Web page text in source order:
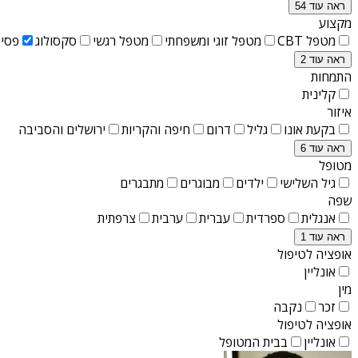
ראה עוד 54
מקצוע
מטפל CBT
מטפל זוגי ומשפחתי מטפל רגשי סקסולוג
ראה עוד 2
התמחות
קלינית
איזור
בקעת אונו
גליל דרום חיפה והקריות ירושלים והסביבה
ראה עוד 6
מטופל
גיל השלישי
ילדים מבוגרים
מתבגרים
שפה
אנגלית
ספרדית עברית ערבית צרפתית
ראה עוד 1
אופציה לטיפול
אונליין
מין
זכר
נקבה
אופציה לטיפול
אונליין
בבית המטופל